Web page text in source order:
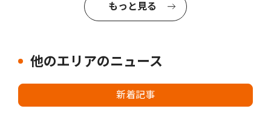
もっと見る
他のエリアのニュース
新着記事